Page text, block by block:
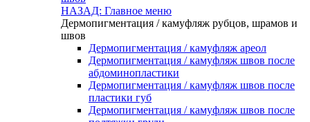
НАЗАД: Главное меню
Дермопигментация / камуфляж рубцов, шрамов и
швов
Дермопигментация / камуфляж ареол
Дермопигментация / камуфляж швов после
абдоминопластики
Дермопигментация / камуфляж швов после
пластики губ
Дермопигментация / камуфляж швов после